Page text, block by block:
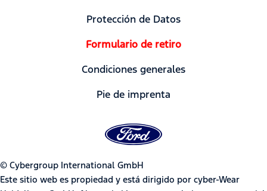
Protección de Datos
Formulario de retiro
Condiciones generales
Pie de imprenta
© Cybergroup International GmbH
Este sitio web es propiedad y está dirigido por cyber-Wear